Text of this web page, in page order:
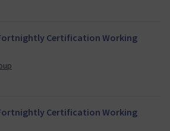
Certification Working
Certification Working